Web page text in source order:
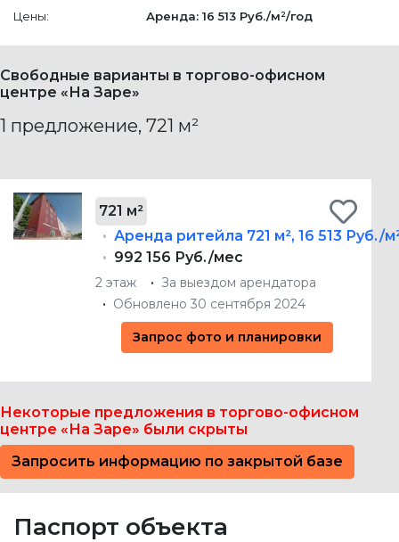
Цены:
Аренда: 16 513 Руб./м²/год
Свободные варианты в торгово-офисном
центре «На Заре»
1 предложение, 721 м²
721 м²
Аренда ритейла 721 м²,16 513 Руб./
992 156 Руб./мес
2 этаж
За выездом арендатора
Обновлено 30 сентября 2024
Запрос фото и планировки
Некоторые предложения в торгово-офисном
центре «На Заре» были скрыты
Запросить информацию по закрытой базе
Паспорт объекта